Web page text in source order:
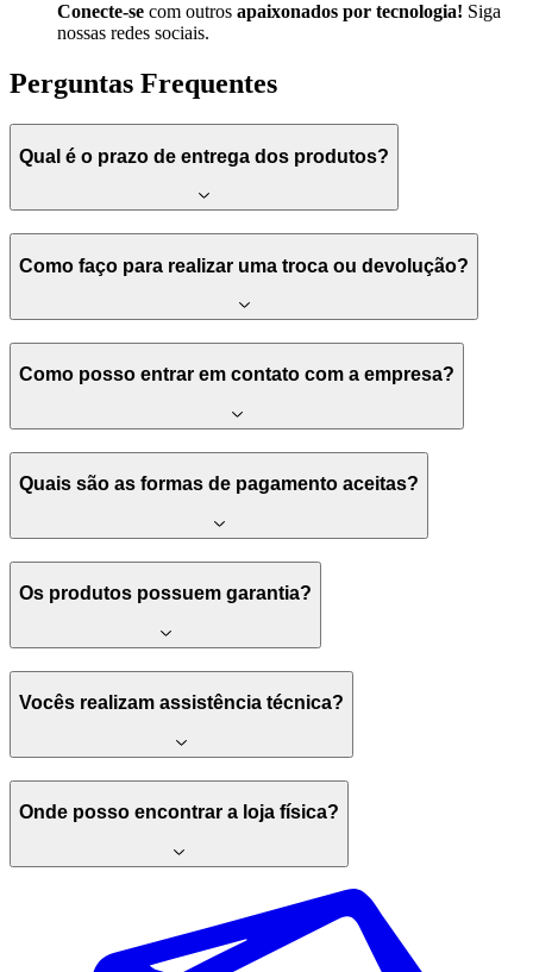
Conecte-se com outros apaixonados por tecnologia! Siga
nossas redes sociais.
Perguntas Frequentes
Qual é o prazo de entrega dos produtos?
Como faço para realizar uma troca ou devolução?
Como posso entrar em contato com a empresa?
Quais são as formas de pagamento aceitas?
Os produtos possuem garantia?
Vocês realizam assistência técnica?
Onde posso encontrar a loja física?